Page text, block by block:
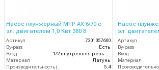
Насос плунжерный MTP AX 6/70 с
эл. двигателем 1,0 Квт 380 В
Артикул
7301057600
By-pass
Есть
Вход
Материал
Латунь
5.4
Насос
эл.
Артикул
By-pass
Вход
Материал